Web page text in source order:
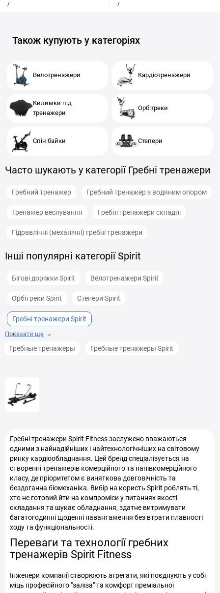
/
/
Також купують у категоріях
Велотренажери Кардіотренажери
Килимки під
тренажери
Орбітреки
Спін байки Степери
Часто шукають у категорії Гребні тренажери
Гребний тренажер Гребний тренажер з водяним опором
Тренажер веслування Гребні тренажери складні
Гідравлічні (механічні) гребні тренажери
Інші популярні категорії Spirit
Бігові доріжки Spirit Велотренажери Spirit
Орбітреки Spirit Степери Spirit
Гребні тренажери Spirit
Показати ще
Гребные тренажеры Гребные тренажеры Spirit
Гребні тренажери Spirit Fitness заслужено вважаються
одними з найнадійніших і найтехнологічніших на світовому
ринку кардіообладнання. Цей бренд спеціалізується на
створенні тренажерів комерційного та напівкомерційного
класу, де пріоритетом є виняткова довговічність та
бездоганна біомеханіка. Вибір на користь Spirit роблять ті,
хто не готовий йти на компроміси у питаннях якості
складання та шукає обладнання, здатне витримувати
багатогодинні щоденні навантаження без втрати плавності
ходу та функціональності.
Переваги та технології гребних
тренажерів Spirit Fitness
Інженери компанії створюють агрегати, які поєднують у собі
міць професійного "заліза" та комфорт преміальної